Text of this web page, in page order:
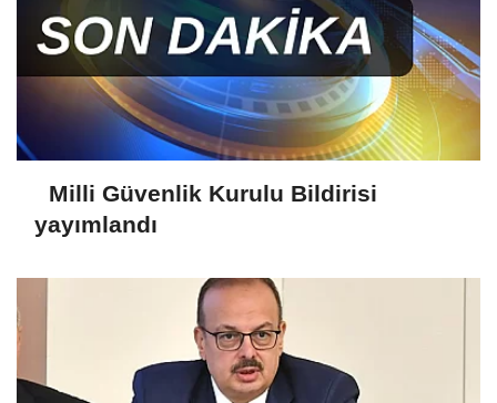
Milli Güvenlik Kurulu Bildirisi
yayımlandı